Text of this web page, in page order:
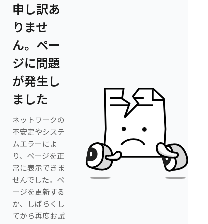
申し訳あ
りませ
ん。ペー
ジに問題
が発生し
ました
ネットワークの
不安定やシステ
ムエラーによ
り、ページを正
常に表示できま
せんでした。ペ
ージを更新する
か、しばらくし
てから再度お試